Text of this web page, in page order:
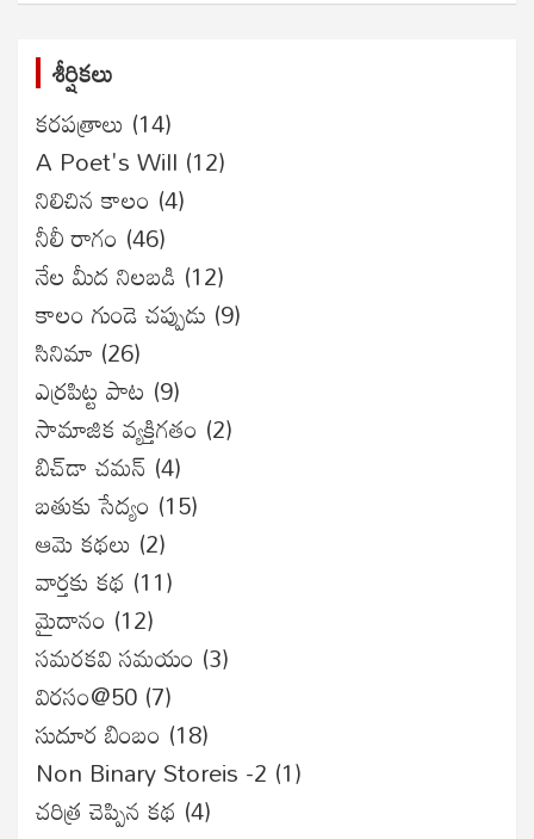
శీర్షికలు
కరపత్రాలు (14)
A Poet's Will (12)
నిలిచిన కాలం (4)
నీలీ రాగం (46)
నేల మీద నిలబడి (12)
కాలం గుండె చప్పుడు (9)
సినిమా (26)
ఎర్రపిట్ట పాట (9)
సామాజిక వ్యక్తిగతం (2)
బిచ్‌డా చమన్ (4)
బతుకు సేద్యం (15)
ఆమె కథలు (2)
వార్తకు కథ (11)
మైదానం (12)
సమరకవి సమయం (3)
విరసం@50 (7)
సుదూర బింబం (18)
Non Binary Storeis -2 (1)
చరిత్ర చెప్పిన కథ (4)